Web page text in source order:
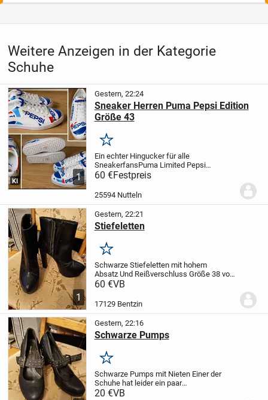
Weitere Anzeigen in der Kategorie
Schuhe
1
KI
Gestern, 22:24
Sneaker Herren Puma Pepsi Edition
Größe 43
Merken
Ein echter Hingucker für alle
SneakerfansPuma Limited Pepsi
EditionGröße 43Neu und
ungetragen.
vorhanden, daher Versand im neutralen
60 €Festpreis
25594 Nutteln
1
Gestern, 22:21
Stiefeletten
Merken
Schwarze Stiefeletten mit hohem
Absatz Und Reißverschluss Größe 38 von
der Marke Divided
60 €VB
17129 Bentzin
Gestern, 22:16
Schwarze Pumps
Merken
Schwarze Pumps mit Nieten Einer der
Schuhe hat leider ein paar
Blessuren
20 €VB